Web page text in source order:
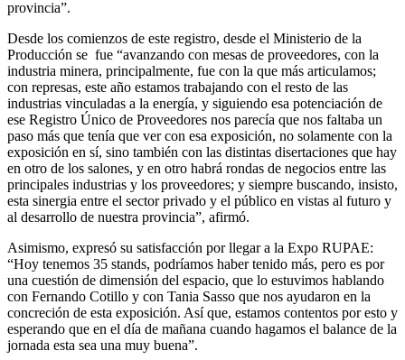
provincia”.
Desde los comienzos de este registro, desde el Ministerio de la
Producción se fue “avanzando con mesas de proveedores, con la
industria minera, principalmente, fue con la que más articulamos;
con represas, este año estamos trabajando con el resto de las
industrias vinculadas a la energía, y siguiendo esa potenciación de
ese Registro Único de Proveedores nos parecía que nos faltaba un
paso más que tenía que ver con esa exposición, no solamente con la
exposición en sí, sino también con las distintas disertaciones que hay
en otro de los salones, y en otro habrá rondas de negocios entre las
principales industrias y los proveedores; y siempre buscando, insisto,
esta sinergia entre el sector privado y el público en vistas al futuro y
al desarrollo de nuestra provincia”, afirmó.
Asimismo, expresó su satisfacción por llegar a la Expo RUPAE:
“Hoy tenemos 35 stands, podríamos haber tenido más, pero es por
una cuestión de dimensión del espacio, que lo estuvimos hablando
con Fernando Cotillo y con Tania Sasso que nos ayudaron en la
concreción de esta exposición. Así que, estamos contentos por esto y
esperando que en el día de mañana cuando hagamos el balance de la
jornada esta sea una muy buena”.